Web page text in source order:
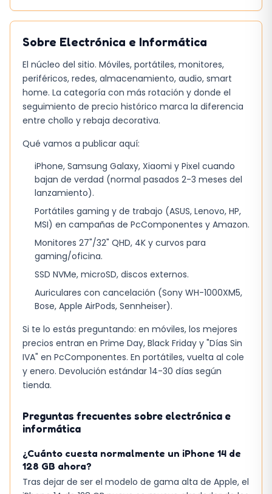
progresivamente; por eso, si dependes de la
cargador portátil adicional. Finalmente, la
funda de silicona incluida ofrece protección
básica, pero si quieres mayor seguridad contra
caídas, investiga opciones de carcasas de
goma o carenados de carbono.
trabajo, la combinación de pantalla Super
Retina XDR de 6,7 pulgadas y la robustez del
Ceramic Shield asegura que el dispositivo
resista el uso diario sin sacrificar la calidad de
imagen.
Sobre Electrónica e Informática
El núcleo del sitio. Móviles, portátiles, monitores,
periféricos, redes, almacenamiento, audio, smart
home. La categoría con más rotación y donde el
seguimiento de precio histórico marca la diferencia
entre chollo y rebaja decorativa.
Qué vamos a publicar aquí:
iPhone, Samsung Galaxy, Xiaomi y Pixel cuando
bajan de verdad (normal pasados 2-3 meses del
lanzamiento).
Portátiles gaming y de trabajo (ASUS, Lenovo, HP,
MSI) en campañas de PcComponentes y Amazon.
Monitores 27"/32" QHD, 4K y curvos para
gaming/oficina.
SSD NVMe, microSD, discos externos.
Auriculares con cancelación (Sony WH-1000XM5,
Bose, Apple AirPods, Sennheiser).
Si te lo estás preguntando: en móviles, los mejores
precios entran en Prime Day, Black Friday y "Días Sin
IVA" en PcComponentes. En portátiles, vuelta al cole
y enero. Devolución estándar 14-30 días según
tienda.
Preguntas frecuentes sobre electrónica e
informática
¿Cuánto cuesta normalmente un iPhone 14 de
128 GB ahora?
Tras dejar de ser el modelo de gama alta de Apple, el